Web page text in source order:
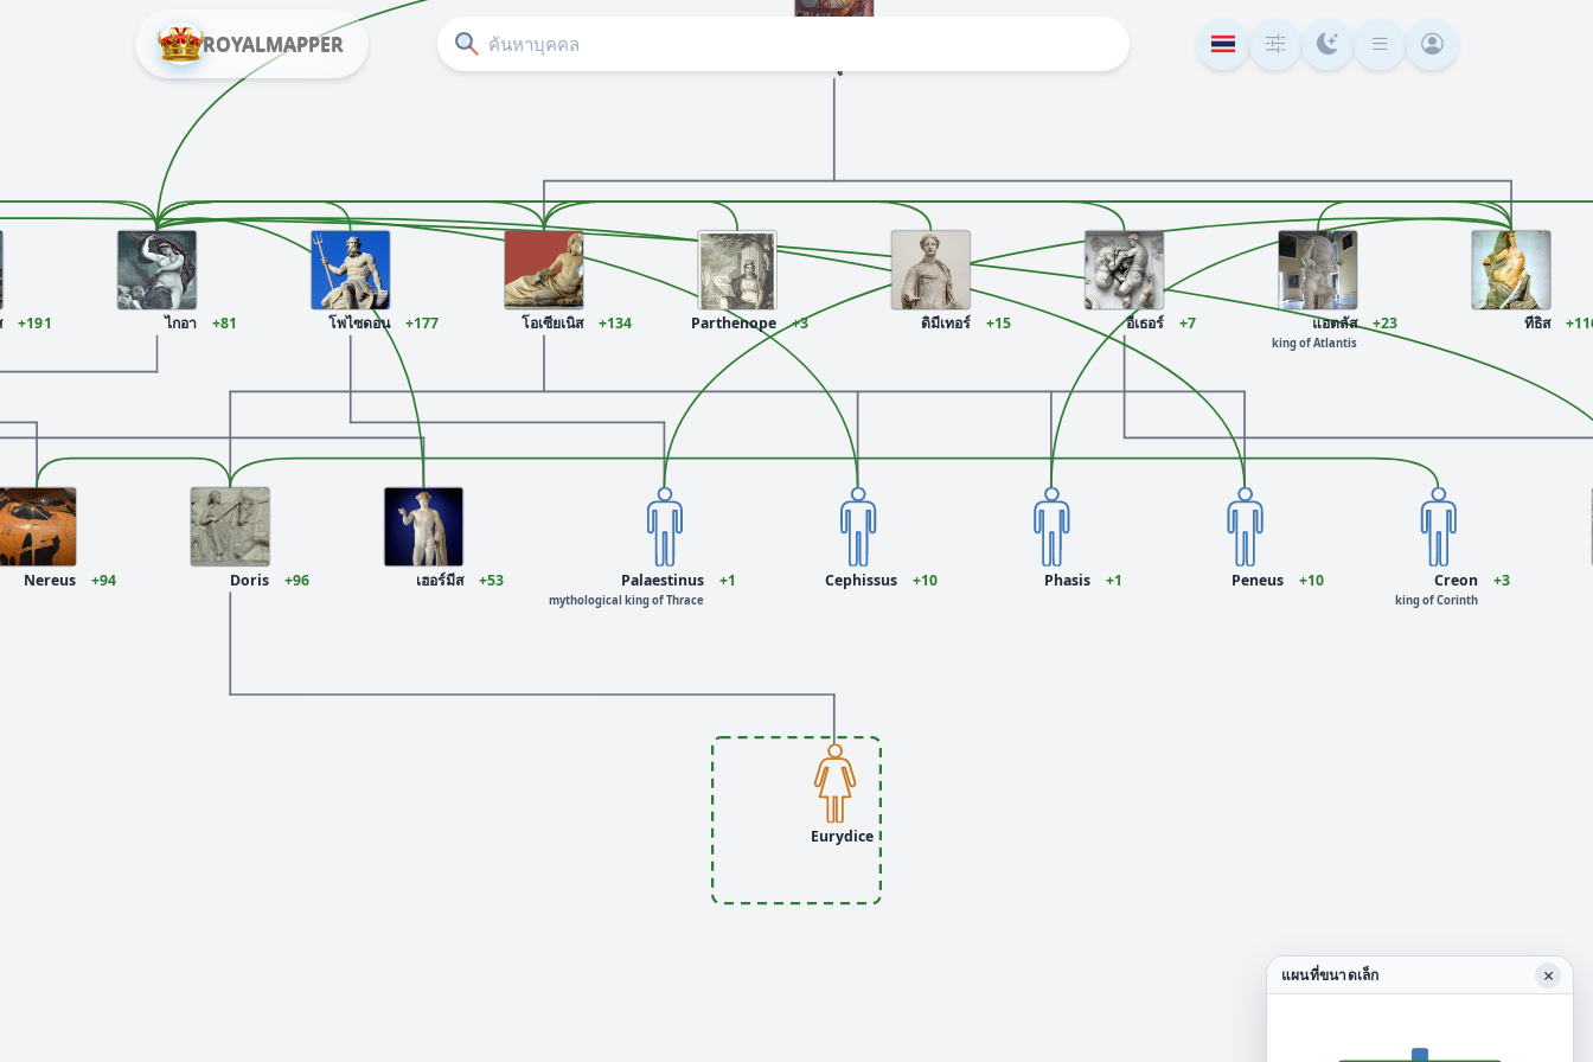
ROYALMAPPER
แอตลัส
king of Atlantis
+23
Doris +96 เฮอร์มีส +53
ดิมีเทอร์ +15
Palaestinus
mythological king of Thrace
+1 Cephissus +10 Phasis +1
Nereus +94
Parthenope +3
Peneus +10
Eurydice
โอเซียเนิส +134
Creon
king of Corinth
+3
ทีธิส
+191 โพไซดอน +177
ไกอา +81 อีเธอร์ +7
แผนที่ขนาดเล็ก ×